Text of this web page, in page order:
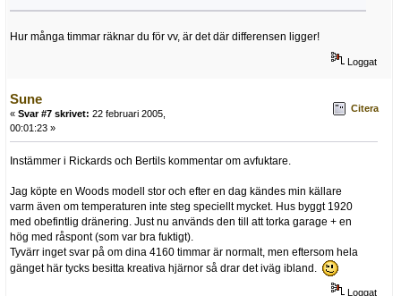
Hur många timmar räknar du för vv, är det där differensen ligger!
Loggat
Sune
« Svar #7 skrivet: 22 februari 2005,
00:01:23 »
Citera
Instämmer i Rickards och Bertils kommentar om avfuktare.
Jag köpte en Woods modell stor och efter en dag kändes min källare
varm även om temperaturen inte steg speciellt mycket. Hus byggt 1920
med obefintlig dränering. Just nu används den till att torka garage + en
hög med råspont (som var bra fuktigt).
Tyvärr inget svar på om dina 4160 timmar är normalt, men eftersom hela
gänget här tycks besitta kreativa hjärnor så drar det iväg ibland.
Loggat